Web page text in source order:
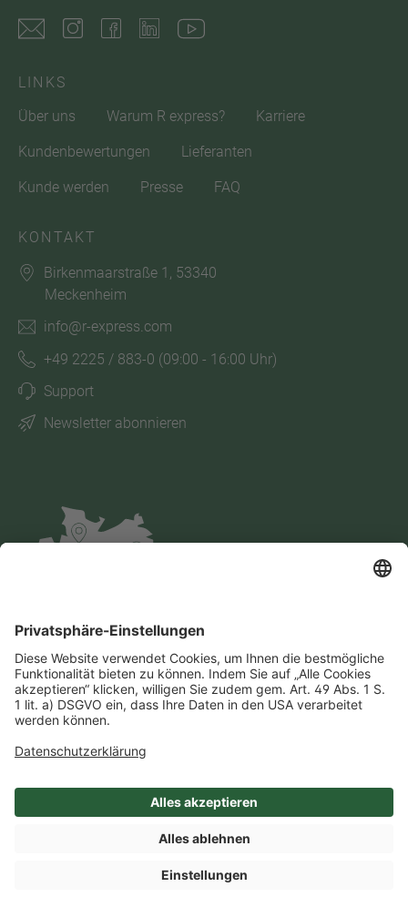
LINKS
Über uns
Warum R express? Karriere
Kundenbewertungen Lieferanten
Kunde werden Presse FAQ
KONTAKT
Birkenmaarstraße 1, 53340
Meckenheim
info@r-express.com
+49 2225 / 883-0 (09:00 - 16:00 Uhr)
Support
Newsletter abonnieren
Impressum Datenschutz
AGB
Cookie-Einstellungen
Compliance